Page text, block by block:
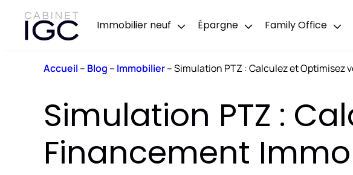
Immobilier neuf Épargne Family Office
Accueil – Blog – Immobilier–Simulation PTZ : Calculez et Optimisez
Simulation PTZ :
Financement